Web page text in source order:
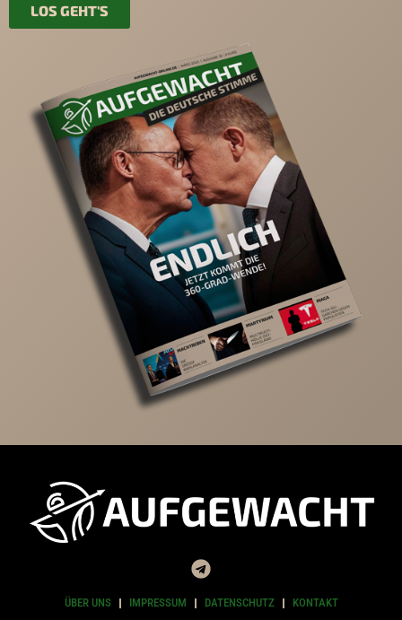
LOS GEHT'S
ÜBER UNS IMPRESSUM DATENSCHUTZ KONTAKT